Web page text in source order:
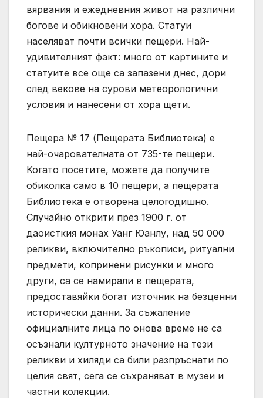
вярвания и ежедневния живот на различни
богове и обикновени хора. Статуи
населяват почти всички пещери. Най-
удивителният факт: много от картините и
статуите все още са запазени днес, дори
след векове на сурови метеорологични
условия и нанесени от хора щети.
Пещера № 17 (Пещерата Библиотека) е
най-очарователната от 735-те пещери.
Когато посетите, можете да получите
обиколка само в 10 пещери, а пещерата
Библиотека е отворена целогодишно.
Случайно открити през 1900 г. от
даоисткия монах Уанг Юанлу, над 50 000
реликви, включително ръкописи, ритуални
предмети, копринени рисунки и много
други, са се намирали в пещерата,
предоставяйки богат източник на безценни
исторически данни. За съжаление
официалните лица по онова време не са
осъзнали културното значение на тези
реликви и хиляди са били разпръснати по
целия свят, сега се съхраняват в музеи и
частни колекции.